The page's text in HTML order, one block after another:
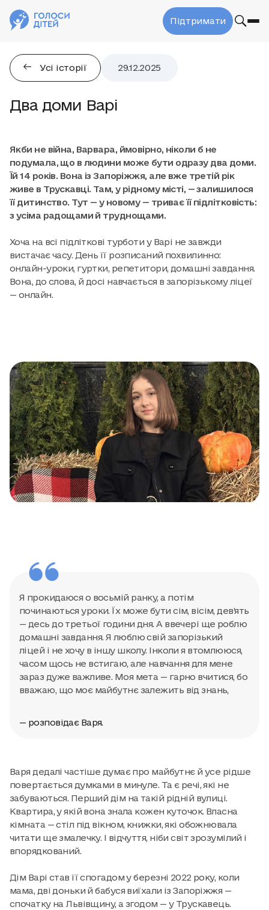
Підтримати
Усі історії 29.12.2025
Два доми Варі
Якби не війна, Варвара, ймовірно, ніколи б не
подумала, що в людини може бути одразу два доми.
Їй 14 років. Вона із Запоріжжя, але вже третій рік
живе в Трускавці. Там, у рідному місті, — залишилося
її дитинство. Тут — у новому — триває її підлітковість:
з усіма радощами й труднощами.
Хоча на всі підліткові турботи у Варі не завжди
вистачає часу. День її розписаний похвилинно:
онлайн-уроки, гуртки, репетитори, домашні завдання.
Вона, до слова, й досі навчається в запорізькому ліцеї
— онлайн.
Я прокидаюся о восьмій ранку, а потім
починаються уроки. Їх може бути сім, вісім, дев’ять
— десь до третьої години дня. А ввечері ще роблю
домашні завдання. Я люблю свій запорізький
ліцей і не хочу в іншу школу. Інколи я втомлююся,
часом щось не встигаю, але навчання для мене
зараз дуже важливе. Моя мета — гарно вчитися, бо
вважаю, що моє майбутнє залежить від знань,
— розповідає Варя.
Варя дедалі частіше думає про майбутнє й усе рідше
повертається думками в минуле. Та є речі, які не
забуваються. Перший дім на такій рідній вулиці.
Квартира, у якій вона знала кожен куточок. Власна
кімната — стіл під вікном, книжки, які обожнювала
читати ще змалечку. І відчуття, ніби світ зрозумілий і
впорядкований.
Дім Варі став її спогадом у березні 2022 року, коли
мама, дві доньки й бабуся виїхали із Запоріжжя —
спочатку на Львівщину, а згодом — у Трускавець.